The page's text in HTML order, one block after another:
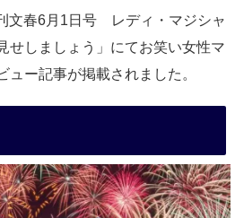
文春6月1日号 レディ・マジシャ
せしましょう」にてお笑い女性マ
ュー記事が掲載されました。